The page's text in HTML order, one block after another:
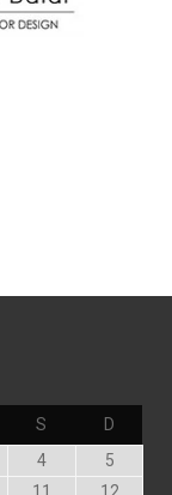
S D
4Octubre
4,
5
5,
Octubre